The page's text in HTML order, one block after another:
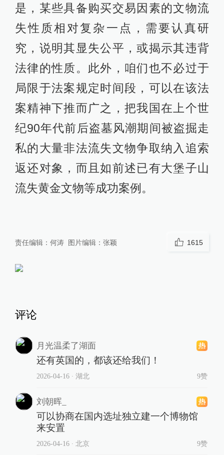
是，某些具备购买交易因素的文物流
失性质相对复杂一点，需要认真研
究，说明其显失公平，或揭示其违背
法律的性质。此外，咱们也不必过于
局限于法案规定时间段，可以在该法
案精神下推而广之，把我国在上个世
纪90年代前后盗墓风潮期间被盗掘走
私的大量非法流失文物争取纳入追索
返还对象，而且如前述已有大堡子山
流失黄金文物等成功案例。
责任编辑： 何涛 图片编辑： 张颖 1615
评论
月光温柔了湖面
还有英国的，都该还给我们！
2026-04-16∙ 湖北 9赞
刘朝晖_
可以协商在国内选址独立建一个博物馆
来安置
2026-04-16∙ 北京 9赞